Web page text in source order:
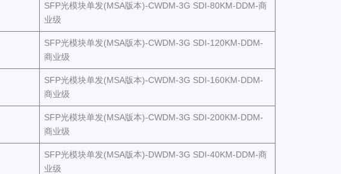
SFP光模块单发(MSA版本)-CWDM-3G SDI-80KM-DDM-商
业级
SFP光模块单发(MSA版本)-CWDM-3G SDI-120KM-DDM-
商业级
SFP光模块单发(MSA版本)-CWDM-3G SDI-160KM-DDM-
商业级
SFP光模块单发(MSA版本)-CWDM-3G SDI-200KM-DDM-
商业级
SFP光模块单发(MSA版本)-DWDM-3G SDI-40KM-DDM-商
业级